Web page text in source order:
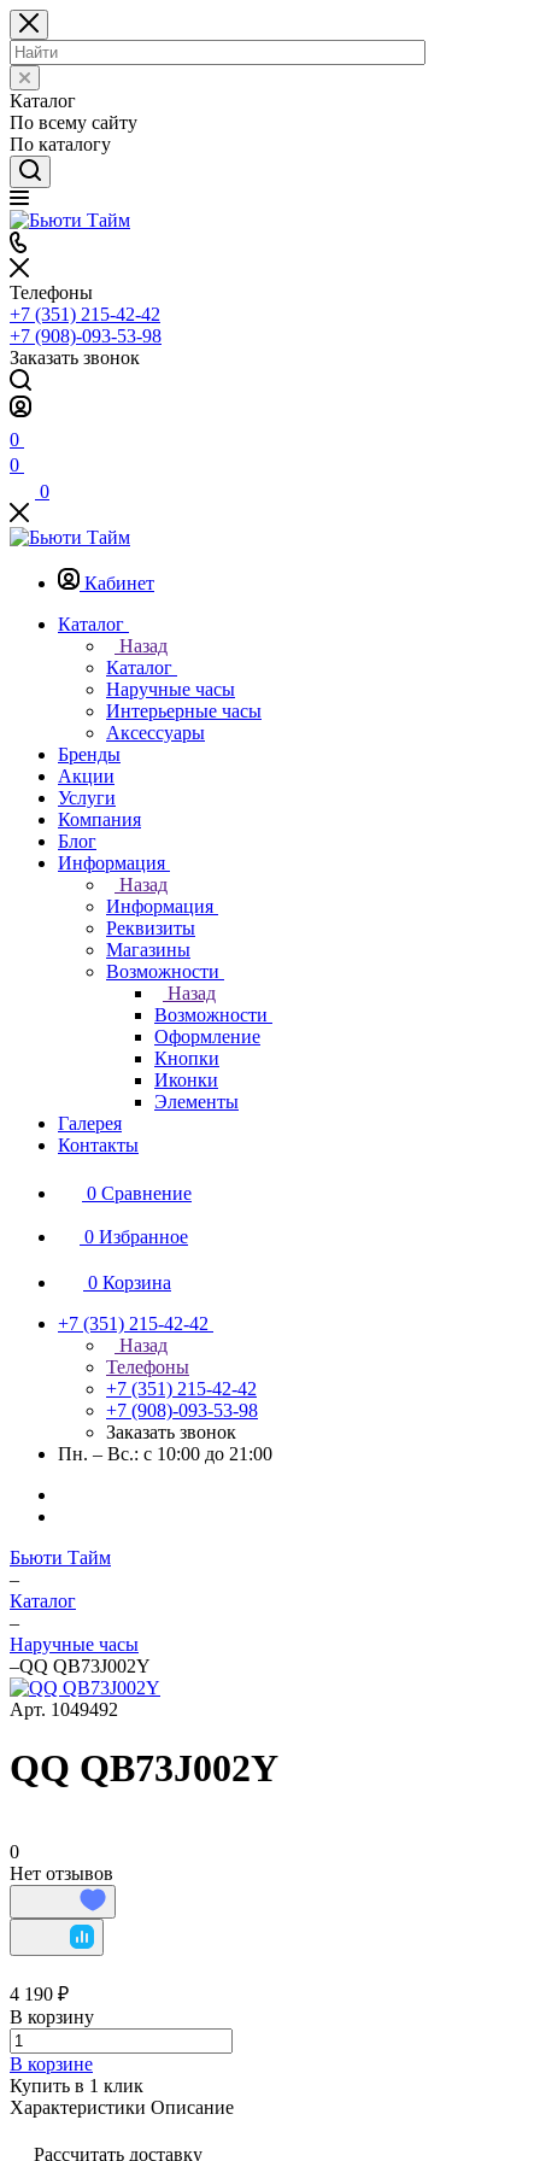
Каталог
По всему сайту
По каталогу
Телефоны
+7 (351) 215-42-42
+7 (908)-093-53-98
Заказать звонок
0
0
0
Кабинет
Каталог
Назад
Каталог
Наручные часы
Интерьерные часы
Аксессуары
Бренды
Акции
Услуги
Компания
Блог
Информация
Назад
Информация
Реквизиты
Магазины
Возможности
Назад
Возможности
Оформление
Кнопки
Иконки
Элементы
Галерея
Контакты
0 Сравнение
0 Избранное
0 Корзина
+7 (351) 215-42-42
Назад
Телефоны
+7 (351) 215-42-42
+7 (908)-093-53-98
Заказать звонок
Пн. – Вс.: с 10:00 до 21:00
Бьюти Тайм
–
Каталог
–
Наручные часы
–QQ QB73J002Y
Арт. 1049492
QQ QB73J002Y
0
Нет отзывов
4 190 ₽
В корзину
В корзине
Купить в 1 клик
Характеристики Описание
Рассчитать доставку